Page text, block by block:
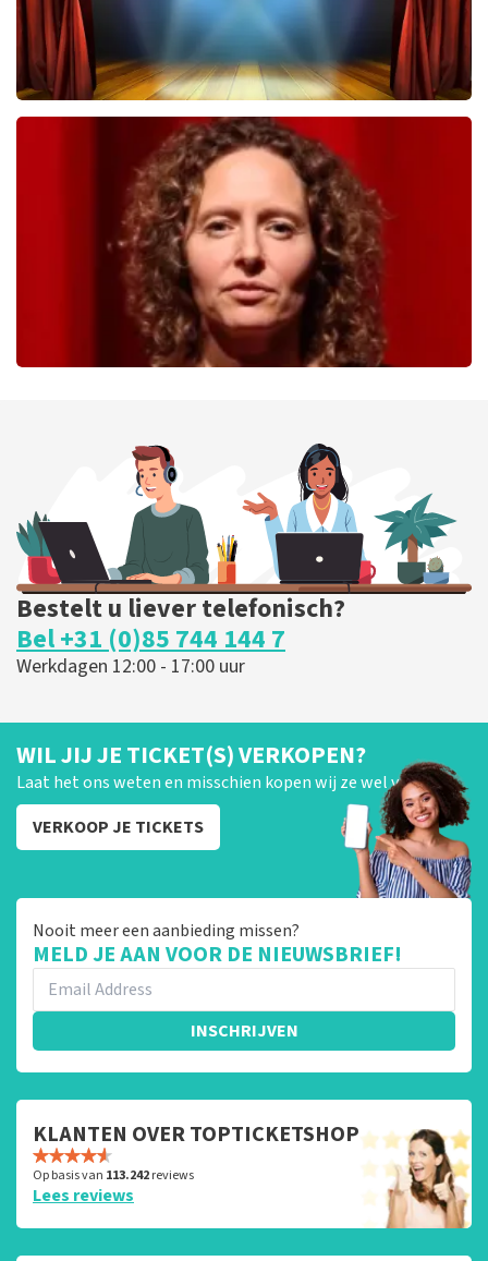
40 45 De Musical
laatste 30 minuten
BESTEL NU
BESTEL NU
Bestelt u liever telefonisch?
Bel +31 (0)85 744 144 7
Werkdagen 12:00 - 17:00 uur
WIL JIJ JE TICKET(S) VERKOPEN?
Laat het ons weten en misschien kopen wij ze wel van je!
VERKOOP JE TICKETS
Nooit meer een aanbieding missen?
MELD JE AAN VOOR DE NIEUWSBRIEF!
INSCHRIJVEN
KLANTEN OVER TOPTICKETSHOP
Op basis van 113.242reviews
Lees reviews